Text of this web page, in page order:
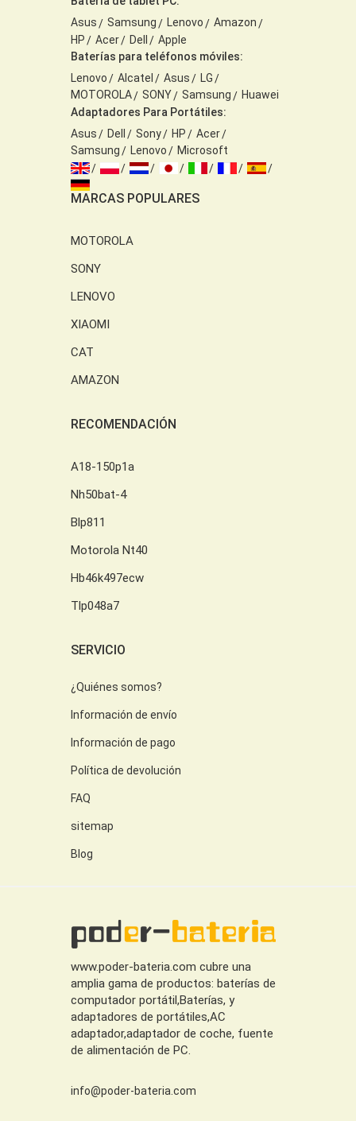
Asus
Samsung Lenovo
Amazon
HP
Acer Dell
Apple
Baterías para teléfonos móviles:
Lenovo
Alcatel Asus
LG
MOTOROLA
SONY Samsung
Huawei
Adaptadores Para Portátiles:
Asus
Dell Sony HP
Acer
Samsung
Lenovo Microsoft
MARCAS POPULARES
MOTOROLA
SONY
LENOVO
XIAOMI
CAT
AMAZON
RECOMENDACIÓN
A18-150p1a
Nh50bat-4
Blp811
Motorola Nt40
Hb46k497ecw
Tlp048a7
SERVICIO
¿Quiénes somos?
Información de envío
Información de pago
Política de devolución
FAQ
sitemap
Blog
www.poder-bateria.com cubre una
amplia gama de productos: baterías de
computador portátil,Baterías, y
adaptadores de portátiles,AC
adaptador,adaptador de coche, fuente
de alimentación de PC.
info@poder-bateria.com